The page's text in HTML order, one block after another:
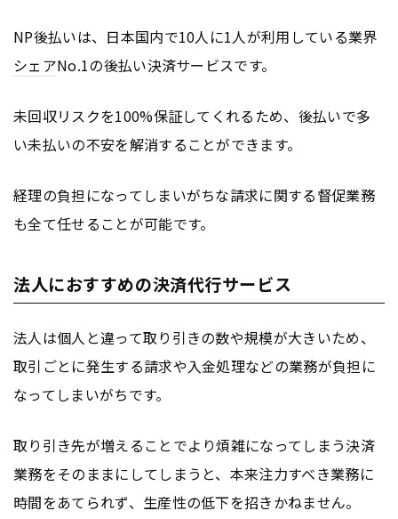
NP後払いは、日本国内で10人に1人が利用している業界
シェアNo.1の後払い決済サービスです。
未回収リスクを100%保証してくれるため、後払いで多
い未払いの不安を解消することができます。
経理の負担になってしまいがちな請求に関する督促業務
も全て任せることが可能です。
法人におすすめの決済代行サービス
法人は個人と違って取り引きの数や規模が大きいため、
取引ごとに発生する請求や入金処理などの業務が負担に
なってしまいがちです。
取り引き先が増えることでより煩雑になってしまう決済
業務をそのままにしてしまうと、本来注力すべき業務に
時間をあてられず、生産性の低下を招きかねません。